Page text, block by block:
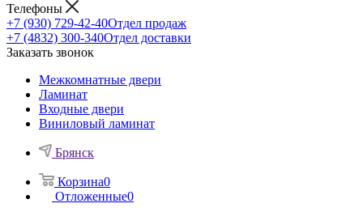
Телефоны
+7 (930) 729-42-40Отдел продаж
+7 (4832) 300-340Отдел доставки
Заказать звонок
Межкомнатные двери
Ламинат
Входные двери
Виниловый ламинат
Брянск
Корзина0
Отложенные0